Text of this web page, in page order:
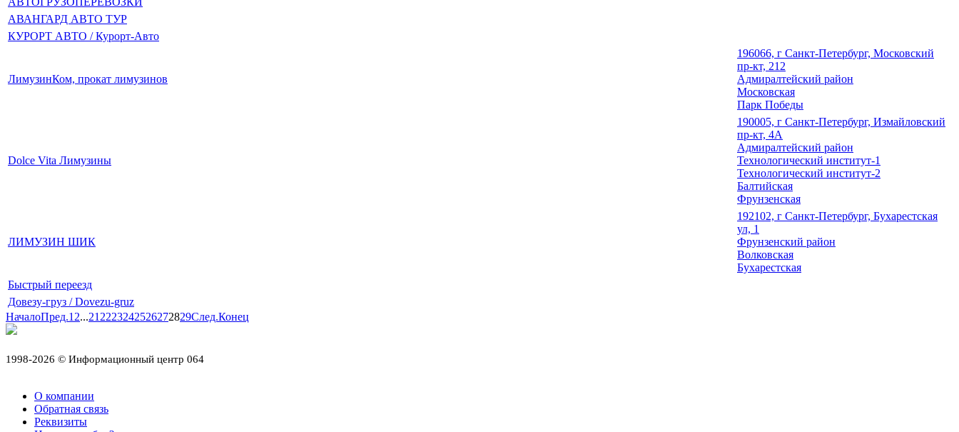
АВАНГАРД АВТО ТУР
КУРОРТ АВТО / Курорт-Авто
ЛимузинКом, прокат лимузинов
196066, г Санкт-Петербург, Московский
пр-кт, 212
Адмиралтейский район
Московская
Парк Победы
Dolce Vita Лимузины
190005, г Санкт-Петербург, Измайловский
пр-кт, 4А
Адмиралтейский район
Технологический институт-1
Технологический институт-2
Балтийская
Фрунзенская
ЛИМУЗИН ШИК
192102, г Санкт-Петербург, Бухарестская
ул, 1
Фрунзенский район
Волковская
Бухарестская
Быстрый переезд
Довезу-груз / Dovezu-gruz
НачалоПред.1 2...21 2223242526272829След.Конец
1998-2026 © Информационный центр 064
О компании
Обратная связь
Реквизиты